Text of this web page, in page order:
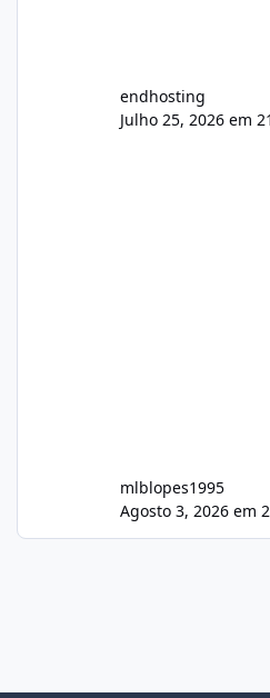
endhosting
Julho 25, 2026 em
mlblopes1995
Agosto 3, 2026 em